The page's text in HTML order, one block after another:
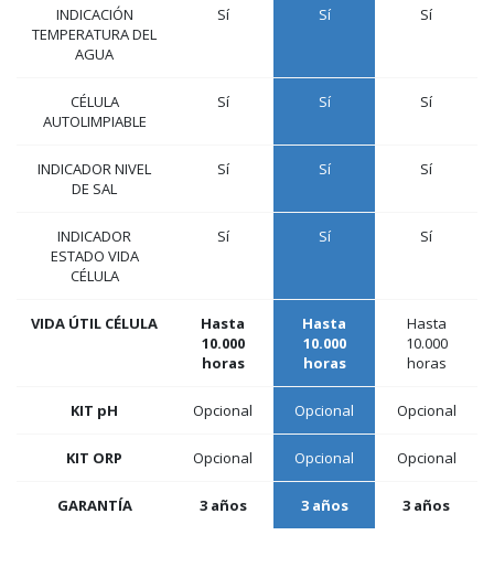
INDICACIÓN
TEMPERATURA DEL
AGUA
Sí Sí Sí
CÉLULA
AUTOLIMPIABLE
Sí Sí Sí
INDICADOR NIVEL
DE SAL
Sí Sí Sí
INDICADOR
ESTADO VIDA
CÉLULA
Sí Sí Sí
VIDA ÚTIL CÉLULA
Hasta
10.000
horas
Hasta
10.000
horas
Hasta
10.000
horas
KIT pH Opcional Opcional Opcional
KIT ORP Opcional Opcional Opcional
GARANTÍA 3 años 3 años 3 años